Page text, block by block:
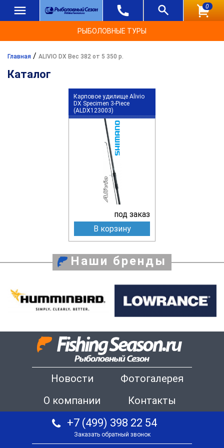
0
РЫБОЛОВНЫЕ ТУРЫ
Главная / ALIVIO DX Вес 382 от 5 350 р.
Каталог
Карповое удилище Alivio
DX Specimen 3-Piece
(ALDX123003)
под заказ
В корзину
Наши бренды
Новости
Фотогалерея
О компании
Контакты
+7 (499) 398 22 54
Заказать обратный звонок